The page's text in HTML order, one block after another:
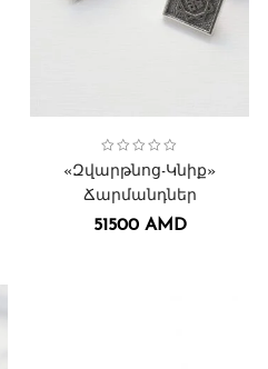
Collection:Զվարթնոց,
Ճարմանդներ
«Զվարթնոց-Կնիք»
Ճարմանդներ
51500 AMD